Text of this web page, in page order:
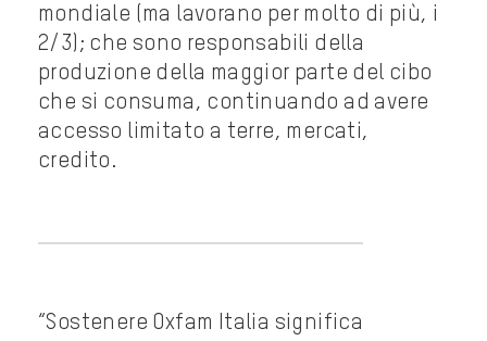
mondiale (ma lavorano per molto di più, i
2/3); che sono responsabili della
produzione della maggior parte del cibo
che si consuma, continuando ad avere
accesso limitato a terre, mercati,
credito.
“Sostenere Oxfam Italia significa